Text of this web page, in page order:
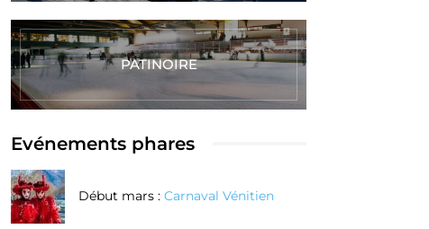
PATINOIRE
Evénements phares
Début mars : Carnaval Vénitien